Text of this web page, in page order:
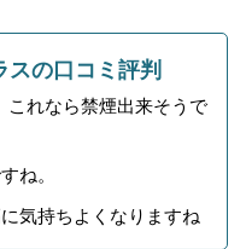
スの口コミ評判
これなら禁煙出来そうで
ね。
気持ちよくなりますね